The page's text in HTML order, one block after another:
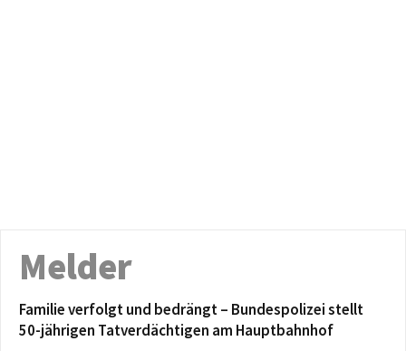
Melder
Familie verfolgt und bedrängt – Bundespolizei stellt
50-jährigen Tatverdächtigen am Hauptbahnhof